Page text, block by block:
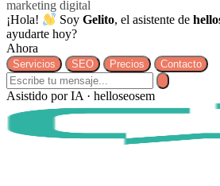
marketing digital
¡Hola!
SoyGelito, el asistente de
ayudarte hoy?
Ahora
Servicios SEO Precios Contacto
Asistido por IA · helloseosem